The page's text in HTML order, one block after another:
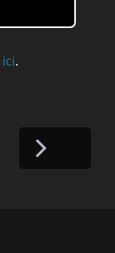
ici.